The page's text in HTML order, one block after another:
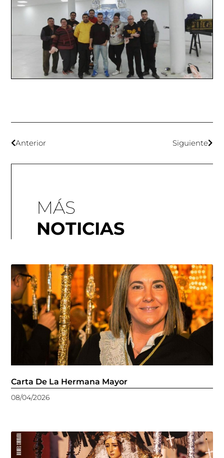
Anterior Siguiente
MÁS
NOTICIAS
Carta De La Hermana Mayor
08/04/2026